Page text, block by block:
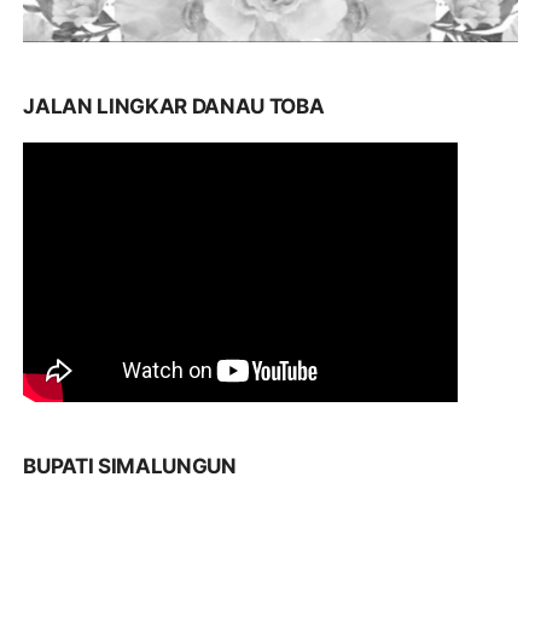
JALAN LINGKAR DANAU TOBA
BUPATI SIMALUNGUN